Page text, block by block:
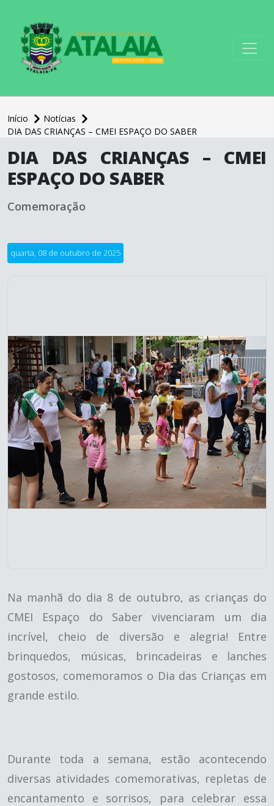
Início
Notícias
DIA DAS CRIANÇAS – CMEI ESPAÇO DO SABER
principal
DIA DAS CRIANÇAS – CMEI
ESPAÇO DO SABER
Comemoração
quarta, 08 de outubro de 2025
Na manhã do dia 8 de outubro, as crianças do
CMEI Espaço do Saber vivenciaram um dia
incrível, cheio de diversão e alegria! Entre
brinquedos, músicas, brincadeiras e lanches
gostosos, comemoramos o Dia das Crianças em
grande estilo.
Durante toda a semana, estão acontecendo
diversas atividades comemorativas, repletas de
encantamento e sorrisos, para celebrar essa